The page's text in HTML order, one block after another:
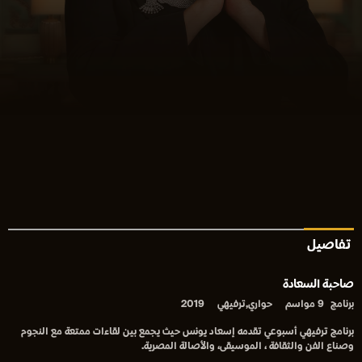
تفاصيل
صاحبة السعادة
برنامج 9 مواسم حواري,ترفيهي 2019
برنامج ترفيهي أسبوعي تقدمه إسعاد يونس حيث يجمع بين لقاءات ممتعة مع النجوم
وصناع الفن والثقافة ، الموسيقى، والأصالة المصرية.